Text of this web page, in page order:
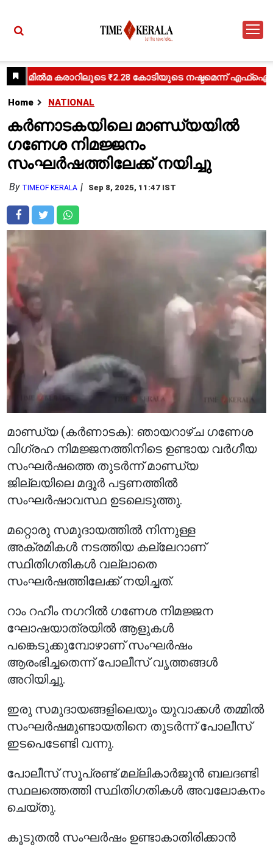
Home NATIONAL
കർണാടകയിലെ മാണ്ഡ്യയിൽ
ഗണേശ നിമജ്ജനം
സംഘർഷത്തിലേക്ക് നയിച്ചു
By TIMEOF KERALA Sep 8, 2025, 11:47 IST
മാണ്ഡ്യ (കർണാടക): ഞായറാഴ്ച ഗണേശ
വിഗ്രഹ നിമജ്ജനത്തിനിടെ ഉണ്ടായ വർഗീയ
സംഘർഷത്തെ തുടർന്ന് മാണ്ഡ്യ
ജില്ലയിലെ മദ്ദൂർ പട്ടണത്തിൽ
സംഘർഷാവസ്ഥ ഉടലെടുത്തു.
മറ്റൊരു സമുദായത്തിൽ നിന്നുള്ള
അക്രമികൾ നടത്തിയ കല്ലേറാണ്
സ്ഥിതിഗതികൾ വല്ലാതെ
സംഘർഷത്തിലേക്ക് നയിച്ചത്.
റാം റഹീം നഗറിൽ ഗണേശ നിമജ്ജന
ഘോഷയാത്രയിൽ ആളുകൾ
പങ്കെടുക്കുമ്പോഴാണ് സംഘർഷം
ആരംഭിച്ചതെന്ന് പോലീസ് വൃത്തങ്ങൾ
അറിയിച്ചു.
ഇരു സമുദായങ്ങളിലെയും യുവാക്കൾ തമ്മിൽ
സംഘർഷമുണ്ടായതിനെ തുടർന്ന് പോലീസ്
ഇടപെടേണ്ടി വന്നു.
പോലീസ് സൂപ്രണ്ട് മല്ലികാർജുൻ ബലദണ്ടി
സ്ഥലത്തെത്തി സ്ഥിതിഗതികൾ അവലോകനം
ചെയ്തു.
കൂടുതൽ സംഘർഷം ഉണ്ടാകാതിരിക്കാൻ